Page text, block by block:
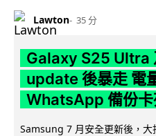
Lawton 35 分
Galaxy S25 Ultra
update 後暴走 電
WhatsApp 備份卡
Samsung 7 月安全更新後，